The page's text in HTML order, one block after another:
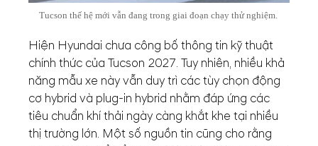
Tucson thế hệ mới vẫn đang trong giai đoạn chạy thử nghiệm.
Hiện Hyundai chưa công bố thông tin kỹ thuật
chính thức của Tucson 2027. Tuy nhiên, nhiều khả
năng mẫu xe này vẫn duy trì các tùy chọn động
cơ hybrid và plug-in hybrid nhằm đáp ứng các
tiêu chuẩn khí thải ngày càng khắt khe tại nhiều
thị trường lớn. Một số nguồn tin cũng cho rằng